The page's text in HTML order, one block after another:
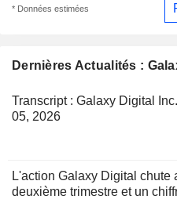
Dernières Actualités :
Transcript : Galaxy Digital
05, 2026
L'action Galaxy Digital chute
deuxième trimestre et un
* Données estimées